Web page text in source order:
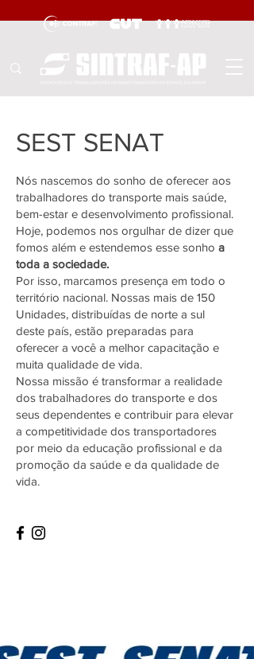
SEST SENAT
Nós nascemos do sonho de oferecer aos
trabalhadores do transporte mais saúde,
bem-estar e desenvolvimento profissional.
Hoje, podemos nos orgulhar de dizer que
fomos além e estendemos esse sonho a
toda a sociedade.
Por isso, marcamos presença em todo o
território nacional. Nossas mais de 150
Unidades, distribuídas de norte a sul
deste país, estão preparadas para
oferecer a você a melhor capacitação e
muita qualidade de vida.
Nossa missão é transformar a realidade
dos trabalhadores do transporte e dos
seus dependentes e contribuir para elevar
a competitividade dos transportadores
por meio da educação profissional e da
promoção da saúde e da qualidade de
vida.